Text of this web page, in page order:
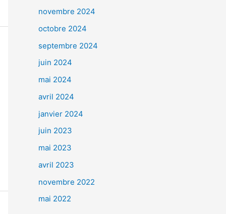
novembre 2024
octobre 2024
septembre 2024
juin 2024
mai 2024
avril 2024
janvier 2024
juin 2023
mai 2023
avril 2023
novembre 2022
mai 2022